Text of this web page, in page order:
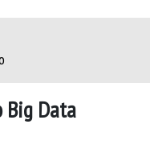
Big Data